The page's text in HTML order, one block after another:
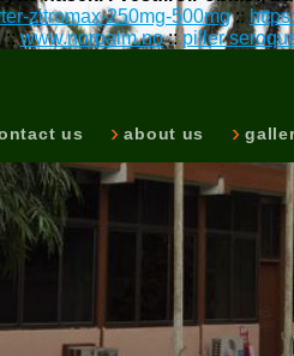
zitromax-250mg-500mg::
::www.norpalm.no::piller
us about us